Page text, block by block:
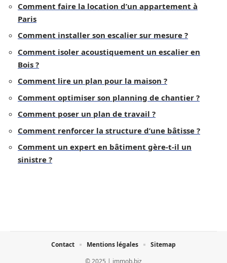
Comment faire la location d’un appartement à
Paris
Comment installer son escalier sur mesure ?
Comment isoler acoustiquement un escalier en
Bois ?
Comment lire un plan pour la maison ?
Comment optimiser son planning de chantier ?
Comment poser un plan de travail ?
Comment renforcer la structure d’une bâtisse ?
Comment un expert en bâtiment gère-t-il un
sinistre ?
© 2025 | immob.biz
Contact Mentions légales Sitemap